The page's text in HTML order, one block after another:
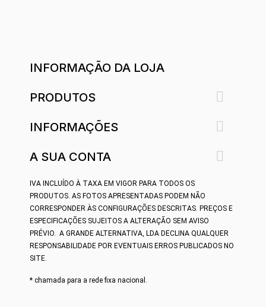
INFORMAÇÃO DA LOJA
PRODUTOS 
INFORMAÇÕES 
A SUA CONTA 
IVA INCLUÍDO À TAXA EM VIGOR PARA TODOS OS
PRODUTOS. AS FOTOS APRESENTADAS PODEM NÃO
CORRESPONDER ÀS CONFIGURAÇÕES DESCRITAS. PREÇOS E
ESPECIFICAÇÕES SUJEITOS A ALTERAÇÃO SEM AVISO
PRÉVIO. A GRANDE ALTERNATIVA, LDA DECLINA QUALQUER
RESPONSABILIDADE POR EVENTUAIS ERROS PUBLICADOS NO
SITE.
* chamada para a rede fixa nacional.